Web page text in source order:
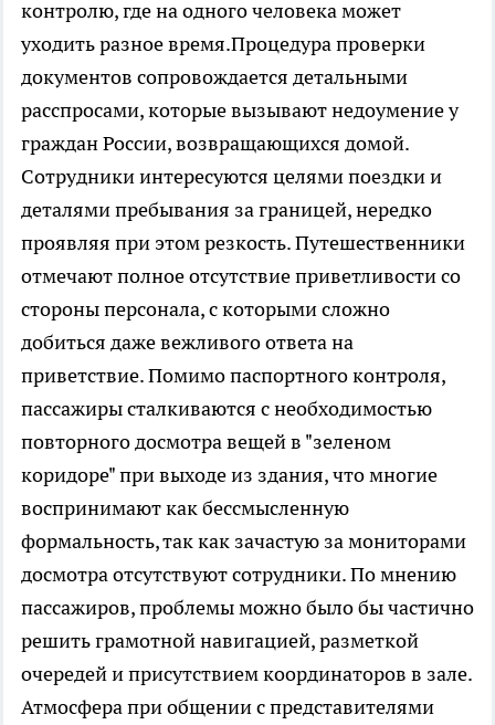
контролю, где на одного человека может
уходить разное время.Процедура проверки
документов сопровождается детальными
расспросами, которые вызывают недоумение у
граждан России, возвращающихся домой.
Сотрудники интересуются целями поездки и
деталями пребывания за границей, нередко
проявляя при этом резкость. Путешественники
отмечают полное отсутствие приветливости со
стороны персонала, с которыми сложно
добиться даже вежливого ответа на
приветствие. Помимо паспортного контроля,
пассажиры сталкиваются с необходимостью
повторного досмотра вещей в "зеленом
коридоре" при выходе из здания, что многие
воспринимают как бессмысленную
формальность, так как зачастую за мониторами
досмотра отсутствуют сотрудники. По мнению
пассажиров, проблемы можно было бы частично
решить грамотной навигацией, разметкой
очередей и присутствием координаторов в зале.
Атмосфера при общении с представителями